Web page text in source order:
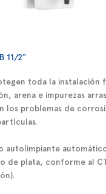
11/2"
toda la instalación
arena e impurezas
los problemas de
autolimpiante
de plata, conforme al